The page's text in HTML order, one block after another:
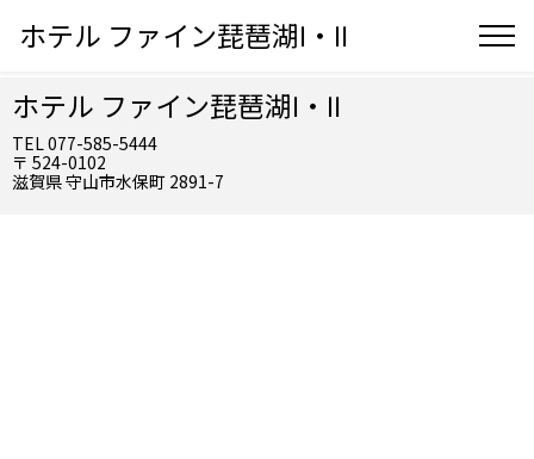
ホテル ファイン琵琶湖Ⅰ・Ⅱ
ホテル ファイン琵琶湖Ⅰ・Ⅱ
TEL 077-585-5444
〒 524-0102
滋賀県 守山市水保町 2891-7